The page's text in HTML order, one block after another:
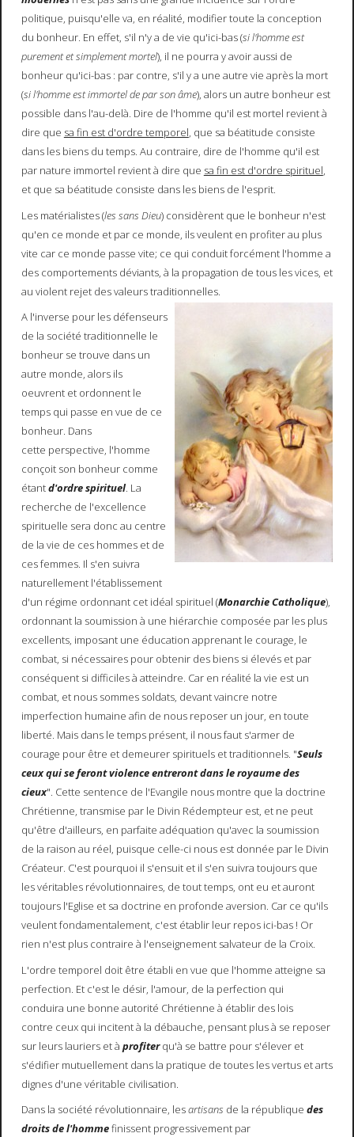
politique, puisqu'elle va, en réalité, modifier toute la conception
du bonheur. En effet, s'il n'y a de vie qu'ici-bas (si l'homme est
purement et simplement mortel), il ne pourra y avoir aussi de
bonheur qu'ici-bas : par contre, s'il y a une autre vie après la mort
(si l'homme est immortel de par son âme), alors un autre bonheur est
possible dans l'au-delà. Dire de l'homme qu'il est mortel revient à
dire que sa fin est d'ordre temporel, que sa béatitude consiste
dans les biens du temps. Au contraire, dire de l'homme qu'il est
par nature immortel revient à dire que sa fin est d'ordre spirituel,
et que sa béatitude consiste dans les biens de l'esprit.
Les matérialistes (les sans Dieu) considèrent que le bonheur n'est
qu'en ce monde et par ce monde, ils veulent en profiter au plus
vite car ce monde passe vite; ce qui conduit forcément l'homme a
des comportements déviants, à la propagation de tous les vices, et
au violent rejet des valeurs traditionnelles.
A l'inverse pour les défenseurs
de la société traditionnelle le
bonheur se trouve dans un
autre monde, alors ils
oeuvrent et ordonnent le
temps qui passe en vue de ce
bonheur. Dans
cette perspective, l'homme
conçoit son bonheur comme
étantd'ordre spirituel. La
recherche de l'excellence
spirituelle sera donc au centre
de la vie de ces hommes et de
ces femmes. Il s'en suivra
naturellement l'établissement
d'un régime ordonnant cet idéal spirituel (Monarchie Catholique),
ordonnant la soumission à une hiérarchie composée par les plus
excellents, imposant une éducation apprenant le courage, le
combat, si nécessaires pour obtenir des biens si élevés et par
conséquent si difficiles à atteindre. Car en réalité la vie est un
combat, et nous sommes soldats, devant vaincre notre
imperfection humaine afin de nous reposer un jour, en toute
liberté. Mais dans le temps présent, il nous faut s'armer de
courage pour être et demeurer spirituels et traditionnels. "Seuls
ceux qui se feront violence entreront dans le royaume des
cieux". Cette sentence de l'Evangile nous montre que la doctrine
Chrétienne, transmise par le Divin Rédempteur est, et ne peut
qu'être d'ailleurs, en parfaite adéquation qu'avec la soumission
de la raison au réel, puisque celle-ci nous est donnée par le Divin
Créateur. C'est pourquoi il s'ensuit et il s'en suivra toujours que
les véritables révolutionnaires, de tout temps, ont eu et auront
toujours l'Eglise et sa doctrine en profonde aversion. Car ce qu'ils
veulent fondamentalement, c'est établir leur repos ici-bas ! Or
rien n'est plus contraire à l'enseignement salvateur de la Croix.
L'ordre temporel doit être établi en vue que l'homme atteigne sa
perfection. Et c'est le désir, l'amour, de la perfection qui
conduira une bonne autorité Chrétienne à établir des lois
contre ceux qui incitent à la débauche, pensant plus à se reposer
sur leurs lauriers et à profiterqu'à se battre pour s'élever et
s'édifier mutuellement dans la pratique de toutes les vertus et arts
dignes d'une véritable civilisation.
Dans la société révolutionnaire, lesartisans de la république des
droits de l'hommefinissent progressivement par